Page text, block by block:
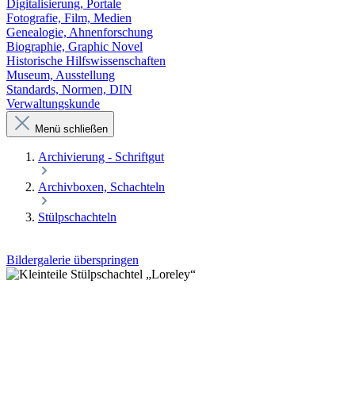
Digitalisierung, Portale
Fotografie, Film, Medien
Genealogie, Ahnenforschung
Biographie, Graphic Novel
Historische Hilfswissenschaften
Museum, Ausstellung
Standards, Normen, DIN
Verwaltungskunde
Menü schließen
Archivierung - Schriftgut
Archivboxen, Schachteln
Stülpschachteln
Bildergalerie überspringen